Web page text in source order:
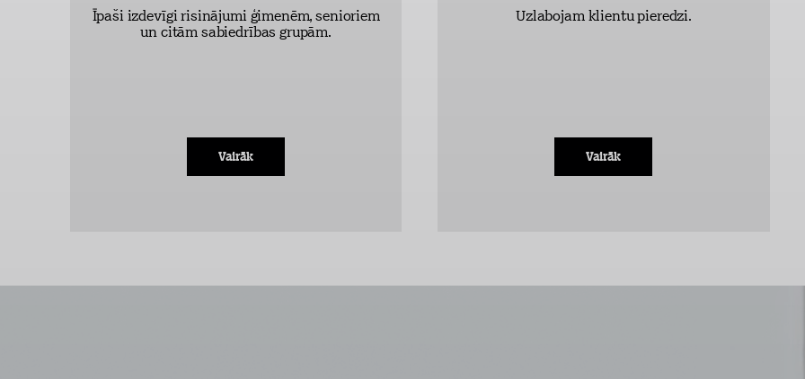
Īpaši izdevīgi risinājumi ģimenēm, senioriem
un citām sabiedrības grupām.
Vairāk
Uzlabojam klientu pieredzi.
Vairāk